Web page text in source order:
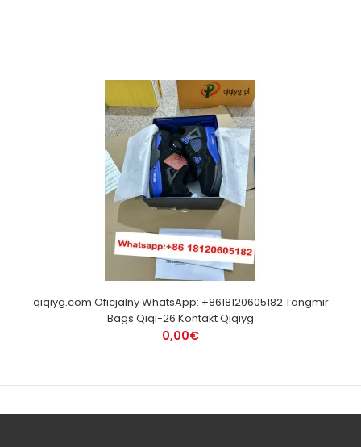
qiqiyg.com Oficjalny WhatsApp: +8618120605182 Tangmir
Bags Qiqi-26 Kontakt Qiqiyg
0,00€